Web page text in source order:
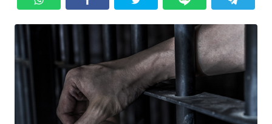
EKUIN
SAINS-TEKNO
KESEHATAN
INTERNASIONAL